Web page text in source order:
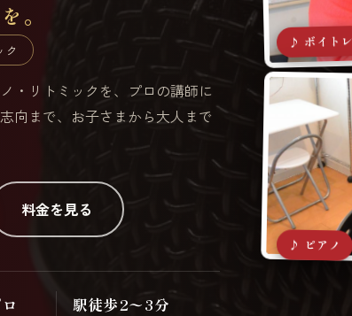
。
ク
・リトミックを、プロの講師に
向まで、お子さまから大人まで
料金を見る
駅徒歩2〜3分
♪ ボイトレ
♪ ピアノ